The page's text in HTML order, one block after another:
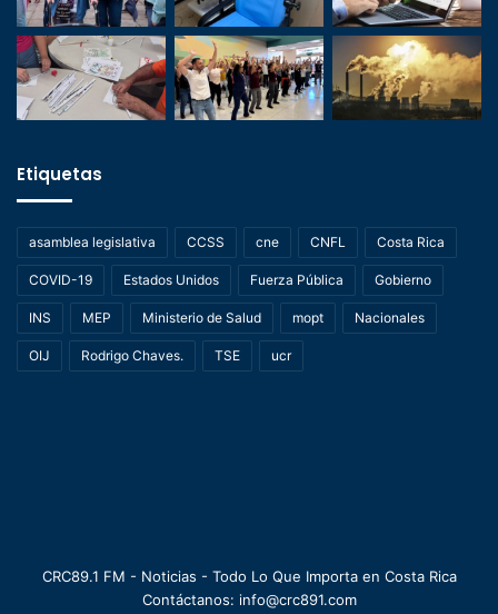
Etiquetas
asamblea legislativa CCSS cne CNFL Costa Rica
COVID-19 Estados Unidos Fuerza Pública Gobierno
INS MEP Ministerio de Salud mopt Nacionales
OIJ Rodrigo Chaves. TSE ucr
CRC89.1 FM - Noticias - Todo Lo Que Importa en Costa Rica
Contáctanos: info@crc891.com